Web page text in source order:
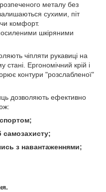
металу без
сухими, піт
комфорт.
шкіряними
чіпляти рукавиці на
стані. Ергономічний крій і
контури "розслабленої"
дозволяють ефективно
самозахисту;
з навантаженнями;